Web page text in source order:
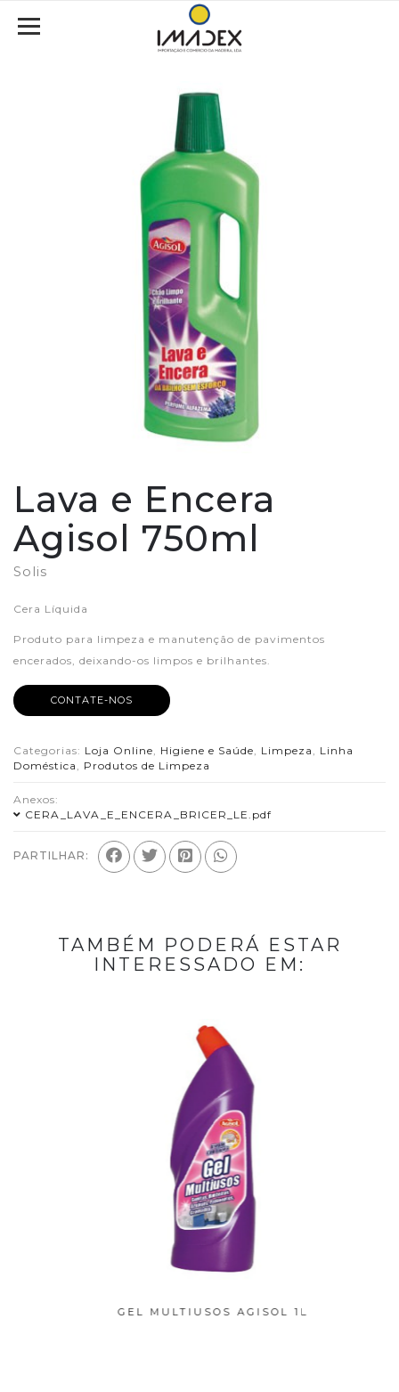
Lava e Encera
Agisol 750ml
Solis
Cera Líquida
Produto para limpeza e manutenção de pavimentos
encerados, deixando-os limpos e brilhantes.
CONTATE-NOS
Categorias: Loja Online, Higiene e Saúde, Limpeza , Linha
Doméstica , Produtos de Limpeza
Anexos:
CERA_LAVA_E_ENCERA_BRICER_LE.pdf
PARTILHAR:
TAMBÉM PODERÁ ESTAR
INTERESSADO EM:
GEL MULTIUSOS AGISOL 1L